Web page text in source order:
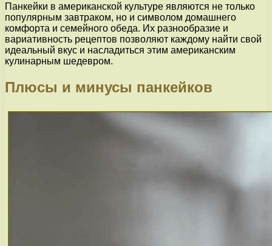
Панкейки в американской культуре являются не только
популярным завтраком, но и символом домашнего
комфорта и семейного обеда. Их разнообразие и
вариативность рецептов позволяют каждому найти свой
идеальный вкус и насладиться этим американским
кулинарным шедевром.
Плюсы и минусы панкейков